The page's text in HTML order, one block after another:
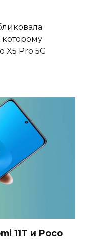
X5 Pro 5G
11T и Poco